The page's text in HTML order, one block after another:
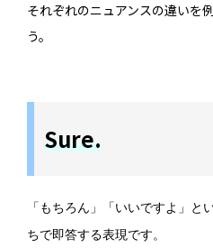
それぞれのニュアンスの違いを
う。
Sure.
「もちろん」「いいですよ」と
ちで即答する表現です。